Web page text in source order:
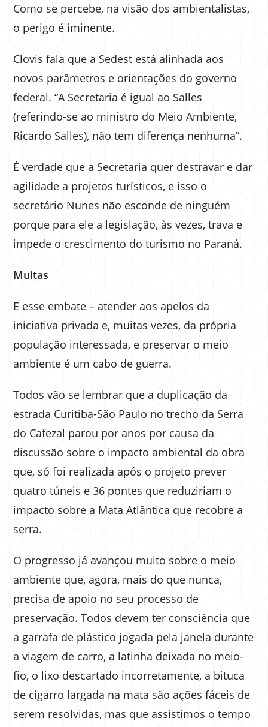
Como se percebe, na visão dos ambientalistas,
o perigo é iminente.
Clovis fala que a Sedest está alinhada aos
novos parâmetros e orientações do governo
federal. “A Secretaria é igual ao Salles
(referindo-se ao ministro do Meio Ambiente,
Ricardo Salles), não tem diferença nenhuma”.
É verdade que a Secretaria quer destravar e dar
agilidade a projetos turísticos, e isso o
secretário Nunes não esconde de ninguém
porque para ele a legislação, às vezes, trava e
impede o crescimento do turismo no Paraná.
Multas
E esse embate – atender aos apelos da
iniciativa privada e, muitas vezes, da própria
população interessada, e preservar o meio
ambiente é um cabo de guerra.
Todos vão se lembrar que a duplicação da
estrada Curitiba-São Paulo no trecho da Serra
do Cafezal parou por anos por causa da
discussão sobre o impacto ambiental da obra
que, só foi realizada após o projeto prever
quatro túneis e 36 pontes que reduziriam o
impacto sobre a Mata Atlântica que recobre a
serra.
O progresso já avançou muito sobre o meio
ambiente que, agora, mais do que nunca,
precisa de apoio no seu processo de
preservação. Todos devem ter consciência que
a garrafa de plástico jogada pela janela durante
a viagem de carro, a latinha deixada no meio-
fio, o lixo descartado incorretamente, a bituca
de cigarro largada na mata são ações fáceis de
serem resolvidas, mas que assistimos o tempo